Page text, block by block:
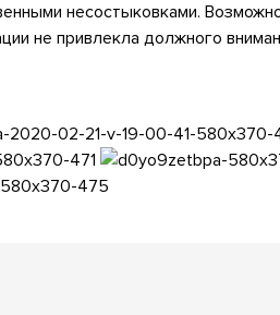
несостыковками.
не привлекла должного